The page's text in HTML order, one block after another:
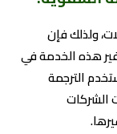
ولذلك فإن
هذه الخدمة في
الترجمة
الشركات